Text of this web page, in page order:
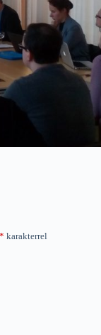
* karakterrel